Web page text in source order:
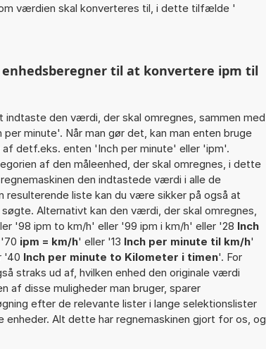
værdien skal konverteres til, i dette tilfælde '
til at konvertere ipm til
indtaste den værdi, der skal omregnes, sammen med
minute'. Når man gør det, kan man enten bruge
detf.eks. enten 'Inch per minute' eller 'ipm'.
af den måleenhed, der skal omregnes, i dette
den indtastede værdi i alle de
resulterende liste kan du være sikker på også at
Alternativt kan den værdi, der skal omregnes,
'98 ipm to km/h' eller '99 ipm i km/h' eller '28 Inch
ipm = km/h' eller '13 Inch per minute til km/h'
'40 Inch per minute to Kilometer i timen'. For
straks ud af, hvilken enhed den originale værdi
af disse muligheder man bruger, sparer
efter de relevante lister i lange selektionslister
Alt dette har regnemaskinen gjort for os, og